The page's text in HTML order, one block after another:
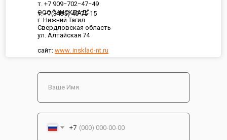
ООО "ИНСКЛАД"
г. Нижний Тагил
Свердловская область
ул. Алтайская 74
сайт: www. insklad-nt.ru
т. +7 909−702−47−49
т. +7(3435) 40-75-15
+7